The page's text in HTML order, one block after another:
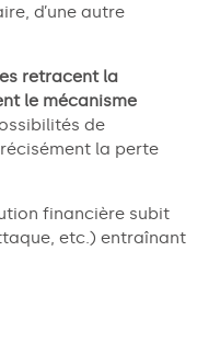
d’une autre
retracent la
le mécanisme
de
la perte
financière subit
etc.) entraînant